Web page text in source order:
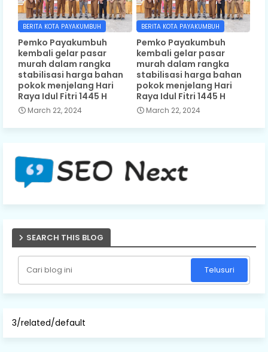
BERITA KOTA PAYAKUMBUH
Pemko Payakumbuh
kembali gelar pasar
murah dalam rangka
stabilisasi harga bahan
pokok menjelang Hari
Raya Idul Fitri 1445 H
March 22, 2024
BERITA KOTA PAYAKUMBUH
Pemko Payakumbuh
kembali gelar pasar
murah dalam rangka
stabilisasi harga bahan
pokok menjelang Hari
Raya Idul Fitri 1445 H
March 22, 2024
SEARCH THIS BLOG
3/related/default